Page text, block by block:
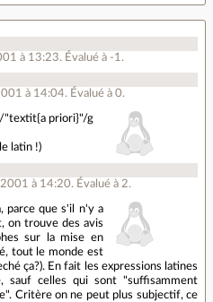
à 13:23. Évalué à -1 .
à 14:04. Évalué à0.
"textit{a priori}"/g
latin !)
à 14:20. Évalué à 2.
parce que s'il n'y a
on trouve des avis
sur la mise en
tout le monde est
ça?). En fait les expressions latines
sauf celles qui sont "suffisamment
Critère on ne peut plus subjectif, ce